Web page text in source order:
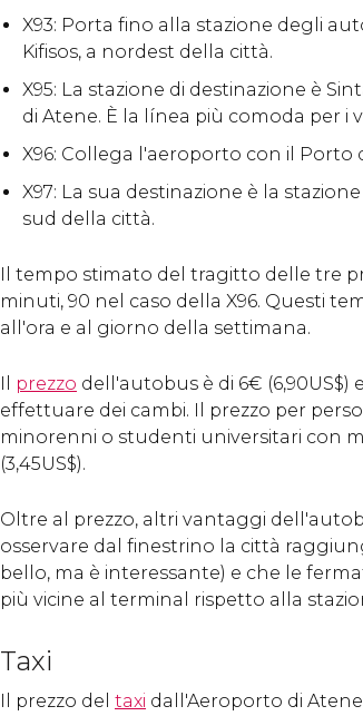
X93: Porta fino alla stazione degli
Kifisos, a nordest della città.
X95: La stazione di destinazione è
di Atene. È la línea più comoda per i
X96: Collega l'aeroporto con il Porto
X97: La sua destinazione è la
sud della città.
Il tempo stimato del tragitto delle tre
minuti, 90 nel caso della X96. Questi
all'ora e al giorno della settimana.
Il prezzo dell'autobus è di 6€ (6,90US$)
effettuare dei cambi. Il prezzo per
minorenni o studenti universitari con
(3,45US$).
Oltre al prezzo, altri vantaggi
osservare dal finestrino la città
bello, ma è interessante) e che le
più vicine al terminal rispetto alla
Taxi
Il prezzo del taxi dall'Aeroporto di